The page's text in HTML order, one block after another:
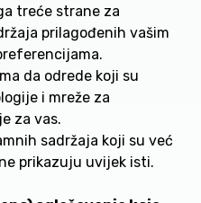
treće strane za
prilagođenih vašim
da odrede koji su
i mreže za
za vas.
sadržaja koji su već
prikazuju uvijek isti.